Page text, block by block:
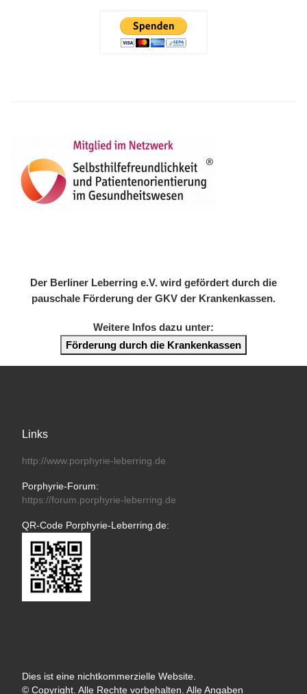
Der Berliner Leberring e.V. wird gefördert durch die
pauschale Förderung der GKV der Krankenkassen.
Weitere Infos dazu unter:
Förderung durch die Krankenkassen
Links
http://www.porphyrie-leberring.de
Porphyrie-Forum:
https://forum.porphyrie-leberring.de
QR-Code Porphyrie-Leberring.de:
Dies ist eine nichtkommerzielle Website.
© Copyright. Alle Rechte vorbehalten. Alle Angaben